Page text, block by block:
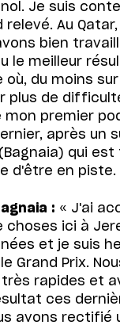
Je suis
relevé. Au
bien
le meilleur
où, du moins
plus de
mon premier
après un
qui est
d'être en piste.
: « J'ai
choses ici à
et je suis
Grand Prix.
rapides et
ces
avons rectifié